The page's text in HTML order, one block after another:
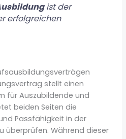
ist der
erfolgreichen
stellt einen
für Auszubildende und
beiden Seiten die
Passfähigkeit in der
überprüfen. Während dieser